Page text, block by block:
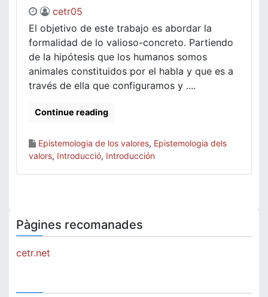
cetr05
El objetivo de este trabajo es abordar la
formalidad de lo valioso-concreto. Partiendo
de la hipótesis que los humanos somos
animales constituidos por el habla y que es a
través de ella que configuramos y ....
Continue reading
Epistemologia de los valores, Epistemologia dels
valors, Introducció, Introducción
Pàgines recomanades
cetr.net